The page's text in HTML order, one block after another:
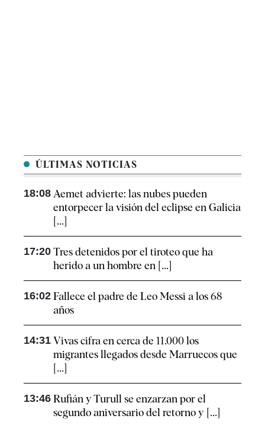
ÚLTIMAS NOTICIAS
18:08 Aemet advierte: las nubes pueden
entorpecer la visión del eclipse en Galicia
[...]
17:20 Tres detenidos por el tiroteo que ha
herido a un hombre en [...]
16:02 Fallece el padre de Leo Messi a los 68
años
14:31 Vivas cifra en cerca de 11.000 los
migrantes llegados desde Marruecos que
[...]
13:46 Rufián y Turull se enzarzan por el
segundo aniversario del retorno y [...]